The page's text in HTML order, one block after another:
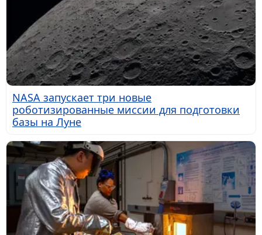
NASA запускает три новые
роботизированные миссии для подготовки
базы на Луне